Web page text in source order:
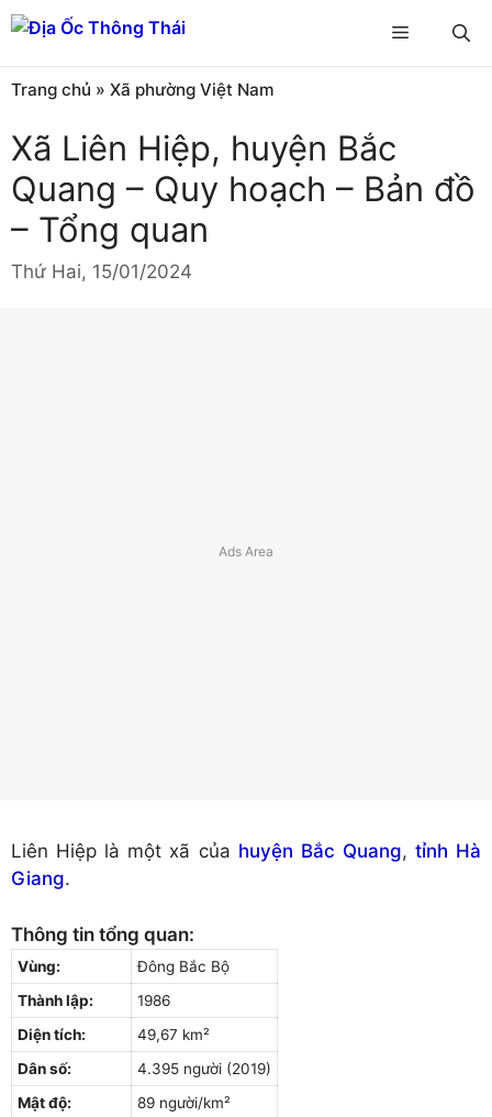
Chuyển
đến
nội
dung
Menu
Trang chủ » Xã phường Việt Nam
Xã Liên Hiệp, huyện Bắc
Quang – Quy hoạch – Bản đồ
– Tổng quan
Thứ Hai, 15/01/2024
Liên Hiệp là một xã của huyện Bắc Quang, tỉnh Hà
Giang.
Thông tin tổng quan:
Vùng:
Đông Bắc Bộ
Thành lập:
1986
Diện tích:
49,67 km²
Dân số:
4.395 người (2019)
Mật độ:
89 người/km²